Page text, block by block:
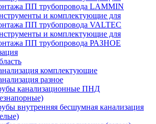
ПП трубопровода LAMMIN
и комплектующие для
ПП трубопровода VALTEC
и комплектующие для
ПП трубопровода РАЗНОЕ
комплектующие
разное
канализационные ПНД
внутренняя бесшумная канализация